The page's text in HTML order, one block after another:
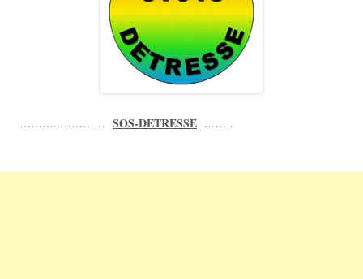
………..………… SOS-DETRESSE .…….